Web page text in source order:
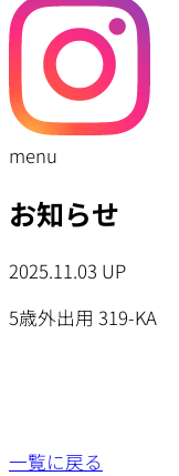
menu
お知らせ
2025.11.03 UP
5歳外出用 319-KA
一覧に戻る